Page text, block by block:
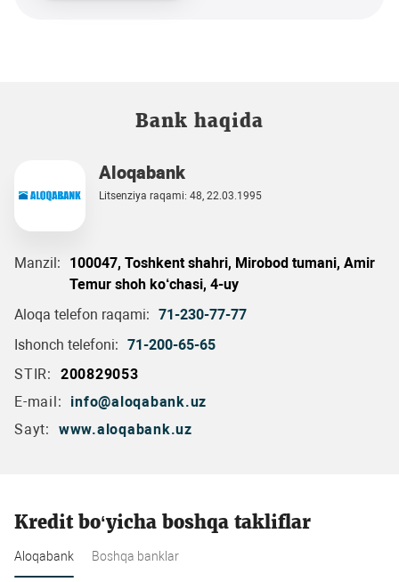
Bank haqida
Aloqabank
Litsenziya raqami: 48, 22.03.1995
Manzil:
100047, Toshkent shahri, Mirobod tumani, Amir
Temur shoh ko‘chasi, 4-uy
Aloqa telefon raqami: 71-230-77-77
Ishonch telefoni: 71-200-65-65
STIR:
200829053
E-mail:
info@aloqabank.uz
Sayt:
www.aloqabank.uz
Kredit bo‘yicha boshqa takliflar
Aloqabank Boshqa banklar